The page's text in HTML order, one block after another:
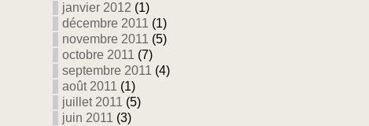
janvier 2012 (1)
décembre 2011 (1)
novembre 2011 (5)
octobre 2011 (7)
septembre 2011 (4)
août 2011 (1)
juillet 2011 (5)
juin 2011 (3)